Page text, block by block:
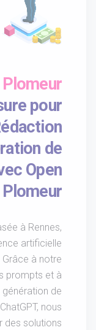
pour
de
Open
à Rennes,
artificielle
à notre
prompts et à
de
nous
des solutions